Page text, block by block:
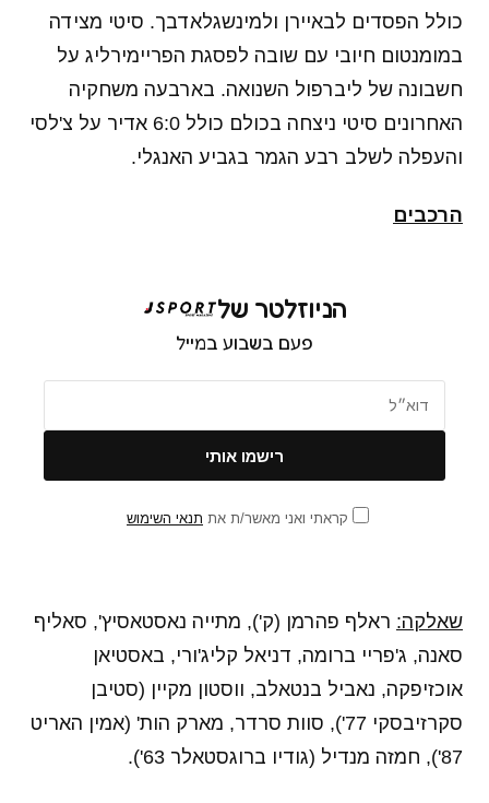
כולל הפסדים לבאיירן ולמינשגלאדבך. סיטי מצידה
במומנטום חיובי עם שובה לפסגת הפריימירליג על
חשבונה של ליברפול השנואה. בארבעה משחקיה
האחרונים סיטי ניצחה בכולם כולל 6:0 אדיר על צ'לסי
והעפלה לשלב רבע הגמר בגביע האנגלי.
הרכבים
הניוזלטר של
פעם בשבוע במייל
קראתי ואני מאשר/ת את תנאי השימוש
שאלקה: ראלף פהרמן (ק'), מתייה נאסטאסיץ', סאליף
סאנה, ג'פריי ברומה, דניאל קליג'ורי, באסטיאן
אוכזיפקה, נאביל בנטאלב, ווסטון מקיין (סטיבן
סקרזיבסקי 77'), סוות סרדר, מארק הות' (אמין האריט
87'), חמזה מנדיל (גודיו ברוגסטאלר 63').